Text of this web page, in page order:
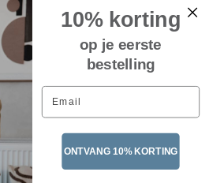
- zondag
- 12u30
- 18u00
10% korting
op je eerste
bestelling
Email
ONTVANG 10% KORTING